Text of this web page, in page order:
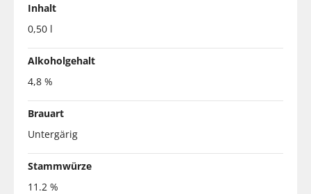
Inhalt
0,50 l
Alkoholgehalt
4,8 %
Brauart
Untergärig
Stammwürze
11.2 %